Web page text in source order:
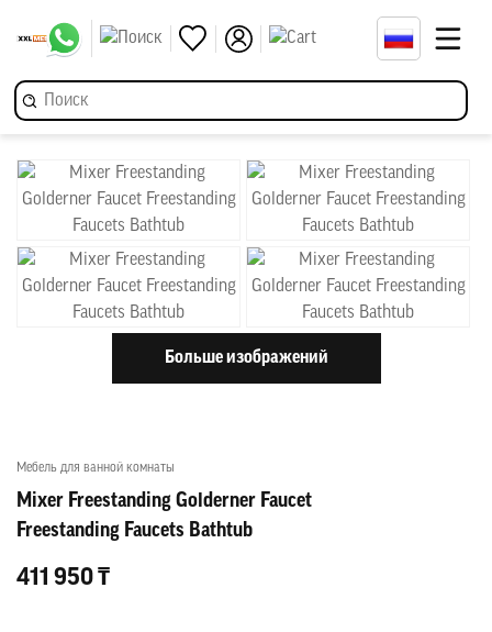
Больше изображений
Мебель для ванной комнаты
Mixer Freestanding Golderner Faucet
Freestanding Faucets Bathtub
411 950 ₸